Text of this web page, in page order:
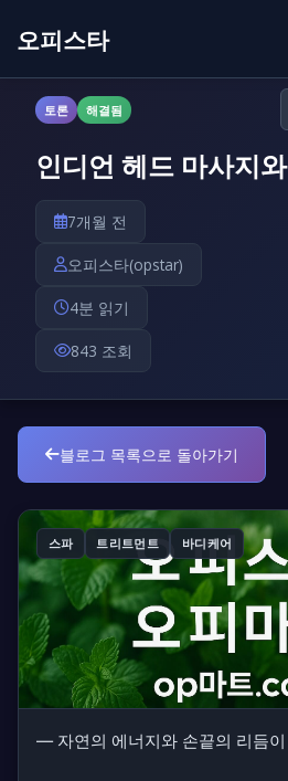
오피스타
토론 해결됨
인디언 헤드 마사지
7개월 전
오피스타(opstar)
4분 읽기
843 조회
블로그 목록으로 돌아가기
스파 트리트먼트 바디케어
― 자연의 에너지와 손끝의 리듬